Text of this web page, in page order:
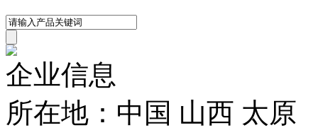
企业信息
所在地：中国 山西 太原